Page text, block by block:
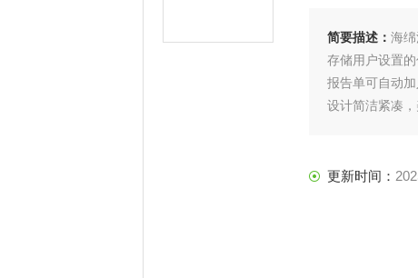
简要描述：海
存储用户设置
报告单可自动
设计简洁紧凑
更新时间：